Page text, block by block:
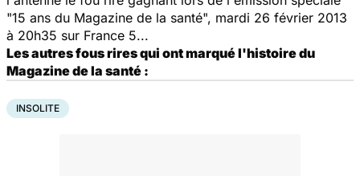
"15 ans du Magazine de la santé", mardi 26 février 2013
à 20h35 sur France 5...
Les autres fous rires qui ont marqué l'histoire du
Magazine de la santé :
INSOLITE